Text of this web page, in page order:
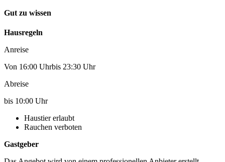
Gut zu wissen
Hausregeln
Anreise
Von 16:00 Uhrbis 23:30 Uhr
Abreise
bis 10:00 Uhr
Haustier erlaubt
Rauchen verboten
Gastgeber